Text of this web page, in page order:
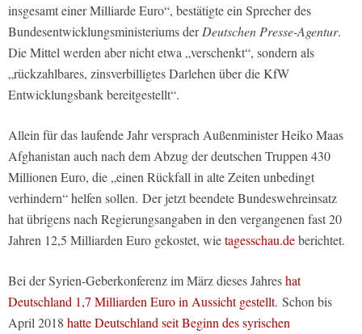
insgesamt einer Milliarde Euro“, bestätigte ein Sprecher des
Bundesentwicklungsministeriums derDeutschen Presse-Agentur.
Die Mittel werden aber nicht etwa „verschenkt“, sondern als
„rückzahlbares, zinsverbilligtes Darlehen über die KfW
Entwicklungsbank bereitgestellt“.
Allein für das laufende Jahr versprach Außenminister Heiko Maas
Afghanistan auch nach dem Abzug der deutschen Truppen 430
Millionen Euro, die „einen Rückfall in alte Zeiten unbedingt
verhindern“ helfen sollen. Der jetzt beendete Bundeswehreinsatz
hat übrigens nach Regierungsangaben in den vergangenen fast 20
Jahren 12,5 Milliarden Euro gekostet, wietagesschau.deberichtet.
Bei der Syrien-Geberkonferenz im März dieses Jahreshat
Deutschland 1,7 Milliarden Euro in Aussicht gestellt. Schon bis
April 2018 hatte Deutschland seit Beginn des syrischen